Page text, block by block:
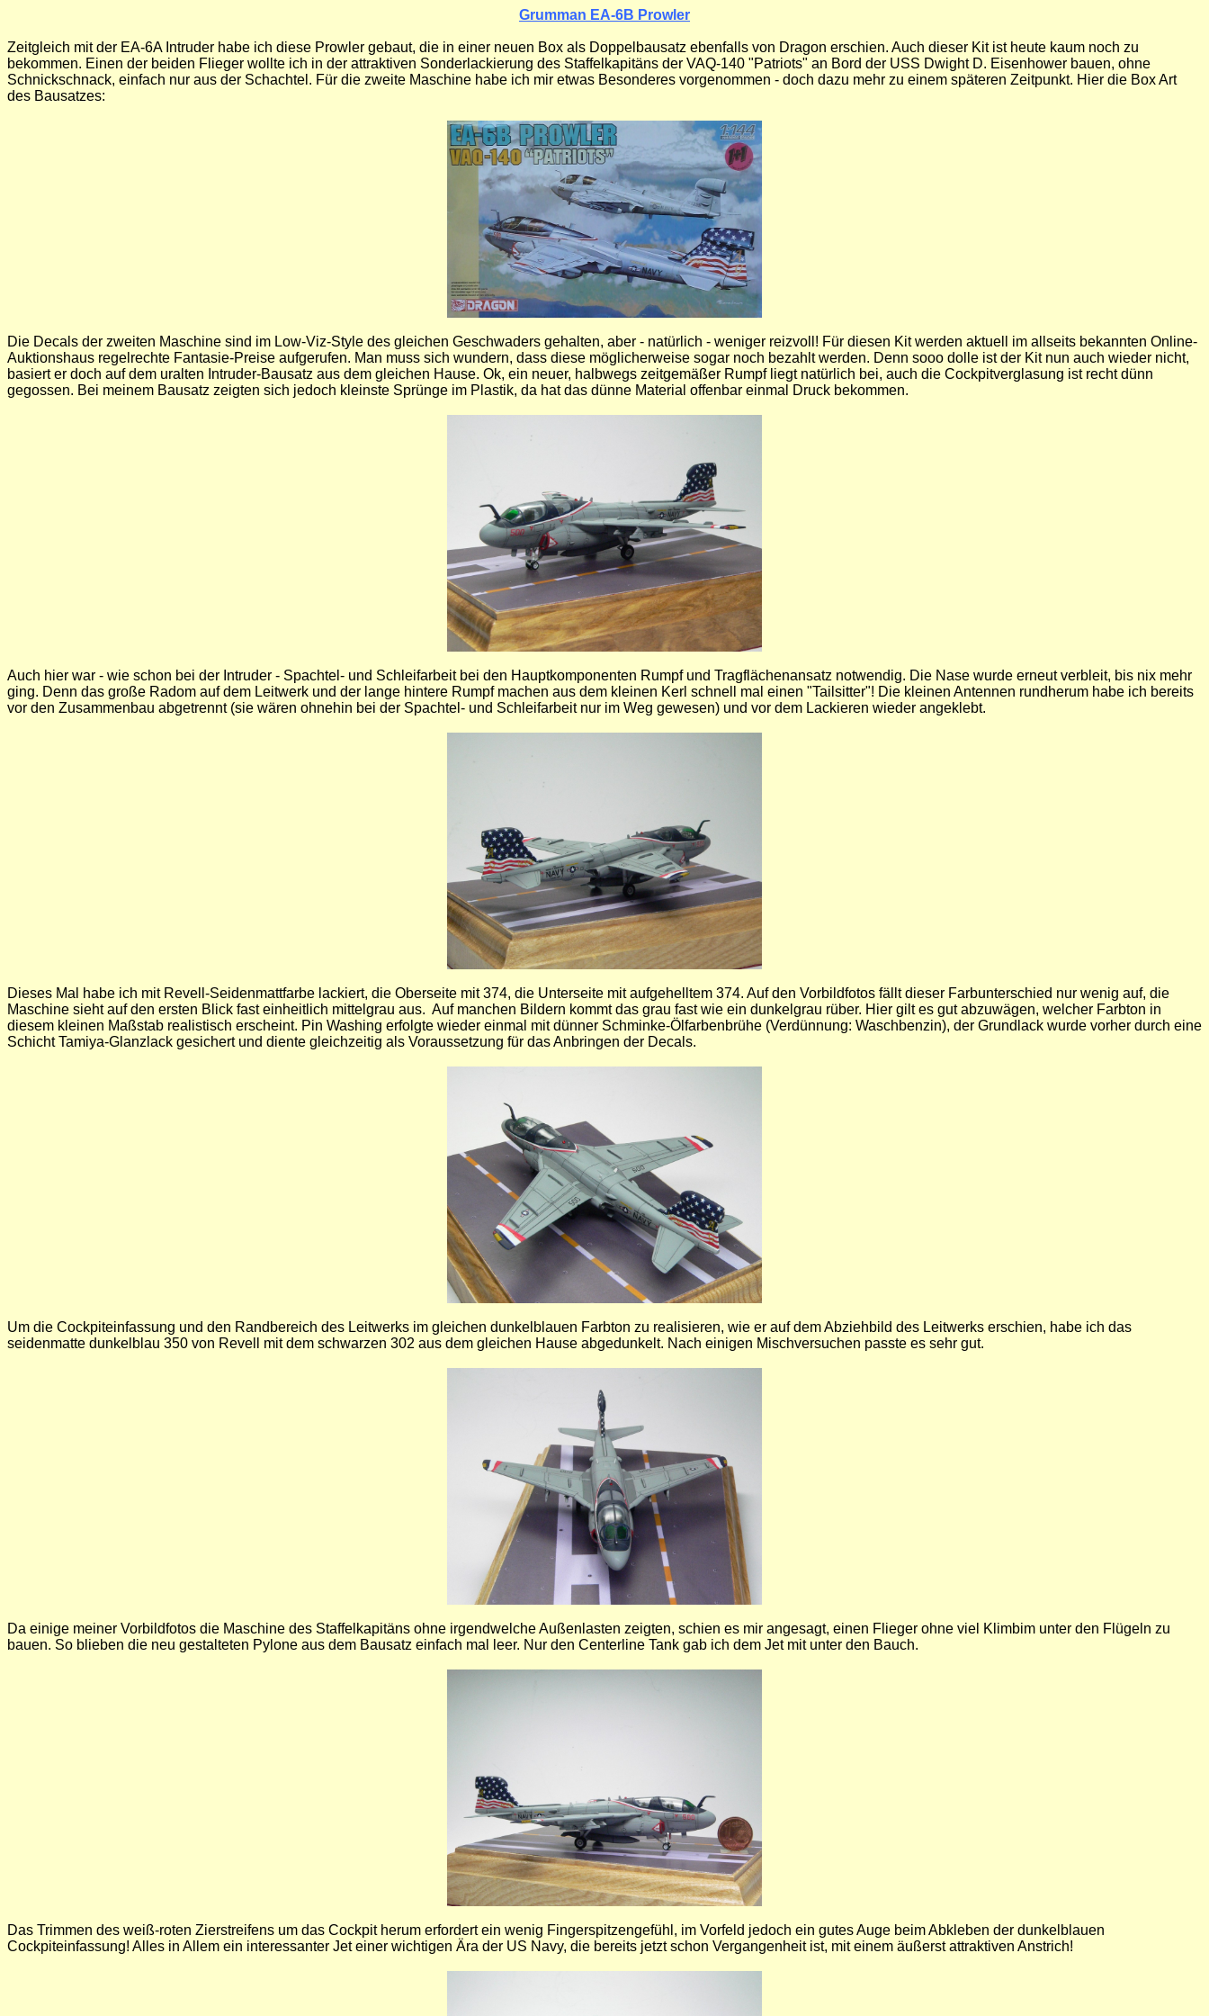
Grumman EA-6B Prowler
Zeitgleich mit der EA-6A Intruder habe ich diese Prowler gebaut, die in einer neuen Box als Doppelbausatz ebenfalls von Dragon erschien. Auch dieser Kit ist heute kaum noch zu
bekommen. Einen der beiden Flieger wollte ich in der attraktiven Sonderlackierung des Staffelkapitäns der VAQ-140 "Patriots" an Bord der USS Dwight D. Eisenhower bauen, ohne
Schnickschnack, einfach nur aus der Schachtel. Für die zweite Maschine habe ich mir etwas Besonderes vorgenommen - doch dazu mehr zu einem späteren Zeitpunkt. Hier die Box Art
des Bausatzes:
Die Decals der zweiten Maschine sind im Low-Viz-Style des gleichen Geschwaders gehalten, aber - natürlich - weniger reizvoll! Für diesen Kit werden aktuell im allseits bekannten Online-
Auktionshaus regelrechte Fantasie-Preise aufgerufen. Man muss sich wundern, dass diese möglicherweise sogar noch bezahlt werden. Denn sooo dolle ist der Kit nun auch wieder nicht,
basiert er doch auf dem uralten Intruder-Bausatz aus dem gleichen Hause. Ok, ein neuer, halbwegs zeitgemäßer Rumpf liegt natürlich bei, auch die Cockpitverglasung ist recht dünn
gegossen. Bei meinem Bausatz zeigten sich jedoch kleinste Sprünge im Plastik, da hat das dünne Material offenbar einmal Druck bekommen.
Auch hier war - wie schon bei der Intruder - Spachtel- und Schleifarbeit bei den Hauptkomponenten Rumpf und Tragflächenansatz notwendig. Die Nase wurde erneut verbleit, bis nix mehr
ging. Denn das große Radom auf dem Leitwerk und der lange hintere Rumpf machen aus dem kleinen Kerl schnell mal einen "Tailsitter"! Die kleinen Antennen rundherum habe ich bereits
vor den Zusammenbau abgetrennt (sie wären ohnehin bei der Spachtel- und Schleifarbeit nur im Weg gewesen) und vor dem Lackieren wieder angeklebt.
Dieses Mal habe ich mit Revell-Seidenmattfarbe lackiert, die Oberseite mit 374, die Unterseite mit aufgehelltem 374. Auf den Vorbildfotos fällt dieser Farbunterschied nur wenig auf, die
Maschine sieht auf den ersten Blick fast einheitlich mittelgrau aus. Auf manchen Bildern kommt das grau fast wie ein dunkelgrau rüber. Hier gilt es gut abzuwägen, welcher Farbton in
diesem kleinen Maßstab realistisch erscheint. Pin Washing erfolgte wieder einmal mit dünner Schminke-Ölfarbenbrühe (Verdünnung: Waschbenzin), der Grundlack wurde vorher durch eine
Schicht Tamiya-Glanzlack gesichert und diente gleichzeitig als Voraussetzung für das Anbringen der Decals.
Um die Cockpiteinfassung und den Randbereich des Leitwerks im gleichen dunkelblauen Farbton zu realisieren, wie er auf dem Abziehbild des Leitwerks erschien, habe ich das
seidenmatte dunkelblau 350 von Revell mit dem schwarzen 302 aus dem gleichen Hause abgedunkelt. Nach einigen Mischversuchen passte es sehr gut.
Da einige meiner Vorbildfotos die Maschine des Staffelkapitäns ohne irgendwelche Außenlasten zeigten, schien es mir angesagt, einen Flieger ohne viel Klimbim unter den Flügeln zu
bauen. So blieben die neu gestalteten Pylone aus dem Bausatz einfach mal leer. Nur den Centerline Tank gab ich dem Jet mit unter den Bauch.
Das Trimmen des weiß-roten Zierstreifens um das Cockpit herum erfordert ein wenig Fingerspitzengefühl, im Vorfeld jedoch ein gutes Auge beim Abkleben der dunkelblauen
Cockpiteinfassung! Alles in Allem ein interessanter Jet einer wichtigen Ära der US Navy, die bereits jetzt schon Vergangenheit ist, mit einem äußerst attraktiven Anstrich!